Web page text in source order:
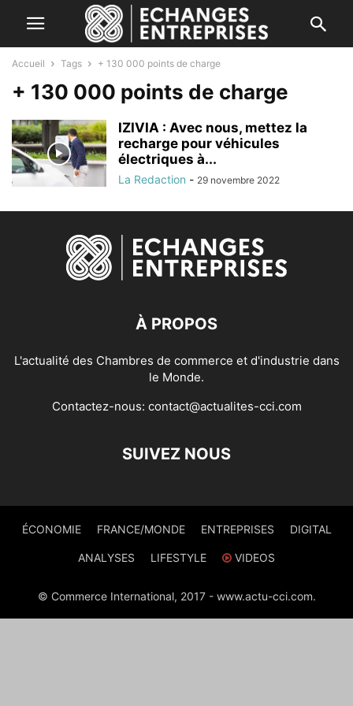
Accueil Tags + 130 000 points de charge
+ 130 000 points de charge
IZIVIA : Avec nous, mettez la
recharge pour véhicules
électriques à...
La Redaction - 29 novembre 2022
À PROPOS
L'actualité des Chambres de commerce et d'industrie dans
le Monde.
Contactez-nous: contact@actualites-cci.com
SUIVEZ NOUS
ÉCONOMIE FRANCE/MONDE ENTREPRISES DIGITAL
ANALYSES LIFESTYLE VIDEOS
© Commerce International, 2017 - www.actu-cci.com.